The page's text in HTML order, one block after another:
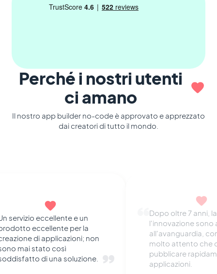
Perché i nostri utenti
ci amano
Il nostro app builder no-code è approvato e apprezzato
dai creatori di tutto il mondo.
oltre 7 anni, la qualità e
sono ancora
con un team
attento che ci aiuta a
rapidamente le
La migliore
applicativa
esperienza: ricca di
funzionalità,
anni, con un
e un ottimo
prezzo.